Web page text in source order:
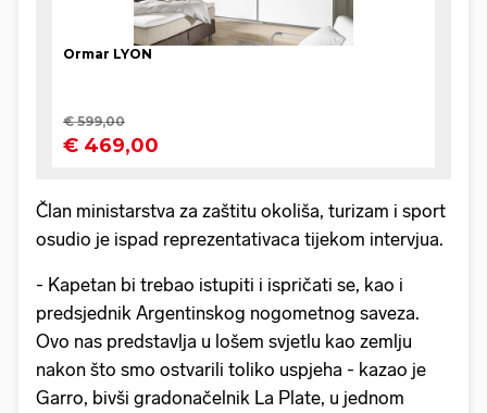
Član ministarstva za zaštitu okoliša, turizam i sport
osudio je ispad reprezentativaca tijekom intervjua.
- Kapetan bi trebao istupiti i ispričati se, kao i
predsjednik Argentinskog nogometnog saveza.
Ovo nas predstavlja u lošem svjetlu kao zemlju
nakon što smo ostvarili toliko uspjeha - kazao je
Garro, bivši gradonačelnik La Plate, u jednom